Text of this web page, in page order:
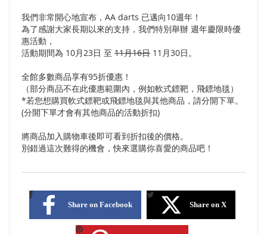
我們非常開心地宣布，AA darts 已邁向10週年！
為了感謝大家長期以來的支持，我們特別舉辦 週年慶限時優
惠活動，
活動期間為 10月23日 至 11月16日 11月30日。
全館多數商品享有95折優惠！
（部分商品不在此優惠範圍內，例如軟式鏢靶，飛鏢地毯）
*若您想購買軟式鏢靶或飛鏢地毯與其他商品，請分開下單。
(分開下單才會有其他商品的活動折扣)
將商品加入購物車後即可看到折扣後的價格。
別錯過這次難得的機會，快來選購你喜愛的商品吧！
Share on Facebook Share on X